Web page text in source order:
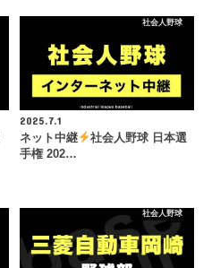
社会人野球
2025.7.1
ネット中継
社会人野球 日本選
手権 202…
社会人野球